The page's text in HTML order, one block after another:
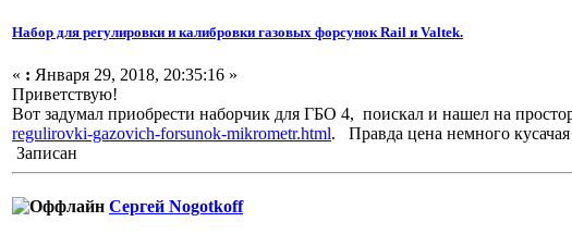
Набор для регулировки и калибровки газовых форсунок Rail и Valtek.
« : Января 29, 2018, 20:35:16 »
Приветствую!
Вот задумал приобрести наборчик для ГБО 4, поискал и нашел на
regulirovki-gazovich-forsunok-mikrometr.html. Правда цена немного
Записан
Сергей Nogotkoff